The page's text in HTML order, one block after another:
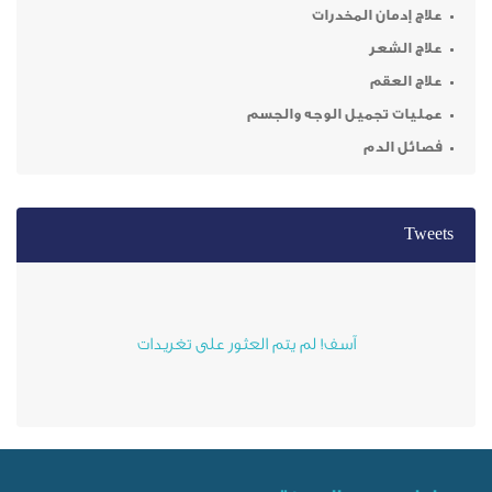
المخدرات
الوجه والجسم
آسف! لم يتم العثور على تغريدات